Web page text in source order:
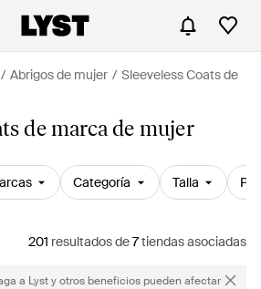
Abrigos de mujer
Sleeveless Coats de
de marca de mujer
Categoría Talla
201 resultadosde7tiendas asociadas
a Lyst y otros beneficios pueden afectar